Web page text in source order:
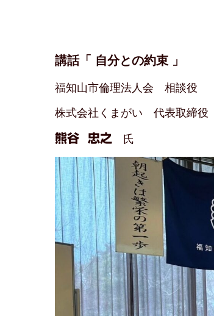
講話「 自分との約束 」
福知山市倫理法人会 相談役
株式会社くまがい 代表取締役
熊谷 忠之氏